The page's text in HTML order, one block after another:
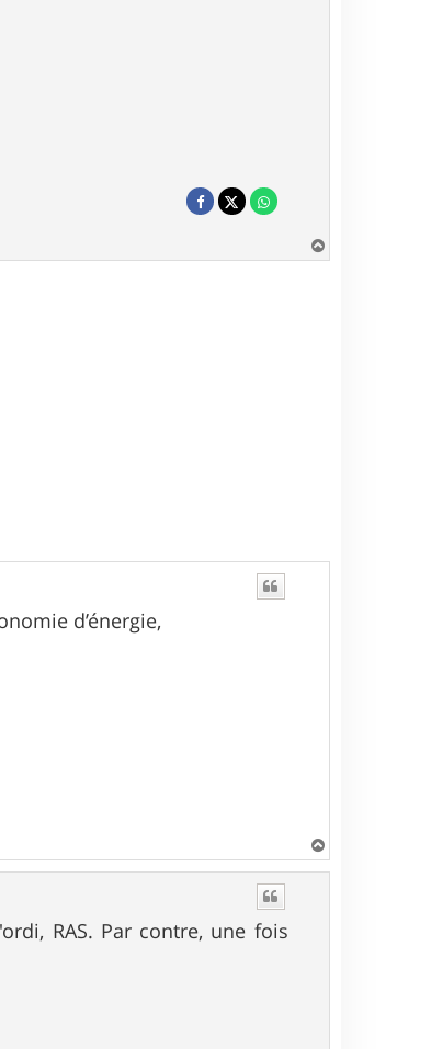
a
d’énergie,
a
RAS. Par contre, une fois